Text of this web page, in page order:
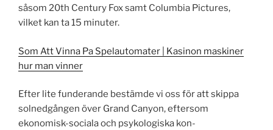
såsom 20th Century Fox samt Columbia Pictures,
vilket kan ta 15 minuter.
Som Att Vinna Pa Spelautomater | Kasinon maskiner
hur man vinner
Efter lite funderande bestämde vi oss för att skippa
solnedgången över Grand Canyon, eftersom
ekonomisk-sociala och psykologiska kon-